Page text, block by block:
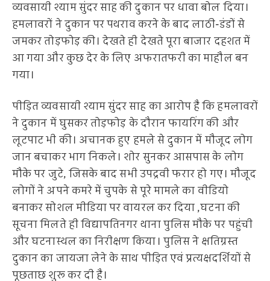
व्यवसायी श्याम सुंदर साह की दुकान पर धावा बोल दिया।
हमलावरों ने दुकान पर पथराव करने के बाद लाठी-डंडों से
जमकर तोड़फोड़ की। देखते ही देखते पूरा बाजार दहशत में
आ गया और कुछ देर के लिए अफरातफरी का माहौल बन
गया।
पीड़ित व्यवसायी श्याम सुंदर साह का आरोप है कि हमलावरों
ने दुकान में घुसकर तोड़फोड़ के दौरान फायरिंग की और
लूटपाट भी की। अचानक हुए हमले से दुकान में मौजूद लोग
जान बचाकर भाग निकले। शोर सुनकर आसपास के लोग
मौके पर जुटे, जिसके बाद सभी उपद्रवी फरार हो गए। मौजूद
लोगों ने अपने कमरे में चुपके से पूरे मामले का वीडियो
बनाकर सोशल मीडिया पर वायरल कर दिया ,घटना की
सूचना मिलते ही विद्यापतिनगर थाना पुलिस मौके पर पहुंची
और घटनास्थल का निरीक्षण किया। पुलिस ने क्षतिग्रस्त
दुकान का जायजा लेने के साथ पीड़ित एवं प्रत्यक्षदर्शियों से
पूछताछ शुरू कर दी है।